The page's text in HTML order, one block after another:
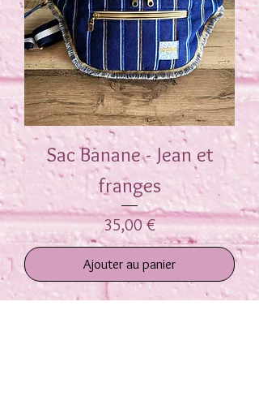
Sac Banane - Jean et
franges
Prix
35,00 €
Ajouter au panier